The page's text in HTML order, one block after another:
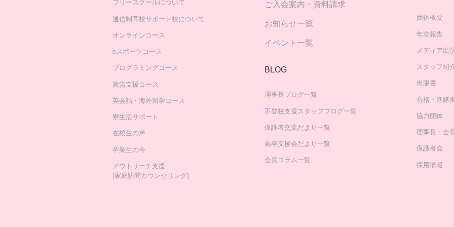
フリースクールについて
通信制高校サポート校について
オンラインコース
eスポーツコース
プログラミングコース
就労支援コース
英会話・海外留学コース
寮生活サポート
在校生の声
卒業生の今
アウトリーチ支援
[家庭訪問カウンセリング]
ご入会案内・資料請求
お知らせ一覧
イベント一覧
BLOG
理事長ブログ一覧
不登校支援スタッフブログ一覧
保護者交流だより一覧
高卒支援会だより一覧
会長コラム一覧
団体概要
年次報告
メディア出
スタッフ紹
出版書
合格・進路
協力団体
理事長・会
保護者会
採用情報